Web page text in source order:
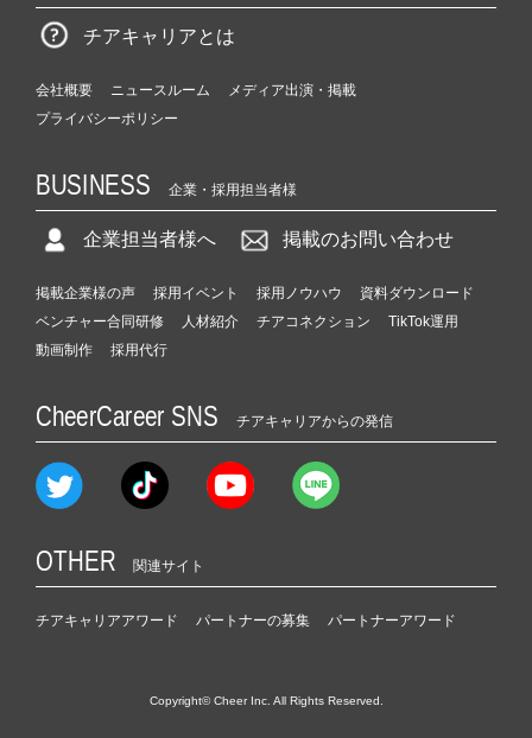
チアキャリアとは
会社概要 ニュースルーム
メディア出演・掲載
プライバシーポリシー
BUSINESS 企業・採用担当者様
企業担当者様へ 掲載のお問い合わせ
掲載企業様の声 採用イベント 採用ノウハウ
資料ダウンロード
ベンチャー合同研修
人材紹介 チアコネクション
TikTok運用
動画制作
採用代行
CheerCareer SNS チアキャリアからの発信
OTHER 関連サイト
チアキャリアアワード パートナーの募集 パートナーアワード
Copyright© Cheer Inc. All Rights Reserved.